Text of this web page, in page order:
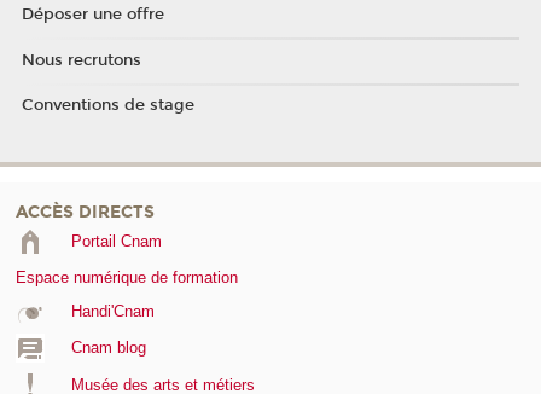
Déposer une offre
Nous recrutons
Conventions de stage
ACCÈS DIRECTS
Portail Cnam
Espace numérique de formation
Handi'Cnam
Cnam blog
Musée des arts et métiers